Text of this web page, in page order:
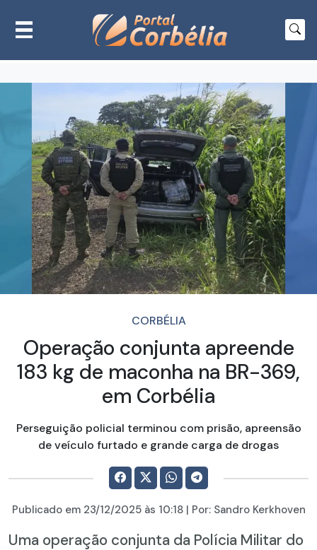
CORBÉLIA
Operação conjunta apreende
183 kg de maconha na BR-369,
em Corbélia
Perseguição policial terminou com prisão, apreensão
de veículo furtado e grande carga de drogas
Publicado em 23/12/2025às 10:18 | Por: Sandro Kerkhoven
Uma operação conjunta da Polícia Militar do